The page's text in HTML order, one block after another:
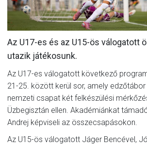
MÉRKŐZÉSEK
GALÉRIA
JELENTKEZÉS
VEZETŐSÉG
Az U17-es és az U15-ös válogatott
utazik játékosunk.
Az U17-es válogatott következő
21-25. között kerül sor, amely
nemzeti csapat két felkészülési
Üzbegisztán ellen. Akadémiánkat
Andrej képviseli az összecsapásokon.
Az U15-ös válogatott Jáger Bencével,